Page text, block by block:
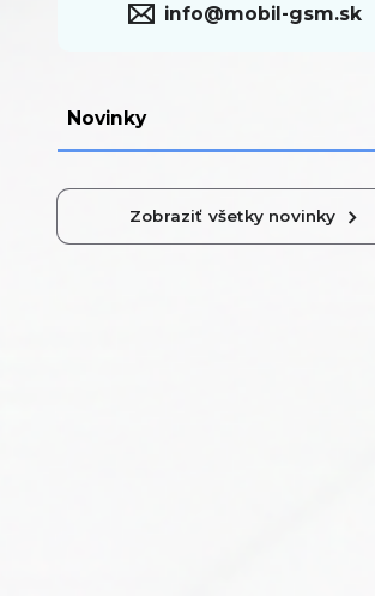
info@mobil-gsm.sk
Novinky
Zobraziť všetky novinky